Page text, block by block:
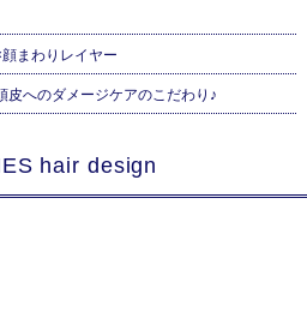
まわりレイヤー
皮へのダメージケアのこだわり♪
hair design